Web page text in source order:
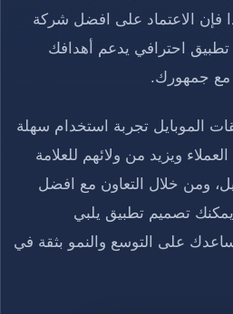
فإن الاعتماد على افضل شركة
احترافي يدعم أهدافك
مع جمهورك.
الموبايل تجربة استخدام سهلة
ويزيد من ولائهم للعلامة
ومن خلال التعاون مع افضل
تصميم تطبيق يلبي
على التوسع والنمو بثقة في